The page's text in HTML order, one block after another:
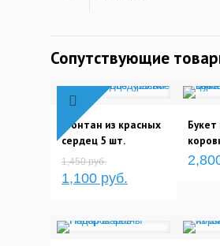
Сопутствующие
Фонтан из красных
сердец 5 шт.
1,450 руб.
1,100 руб.